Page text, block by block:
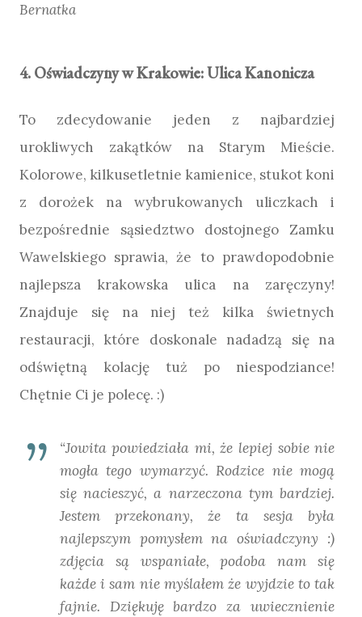
Bernatka
4. Oświadczyny w Krakowie: Ulica Kanonicza
To zdecydowanie jeden z najbardziej
urokliwych zakątków na Starym Mieście.
Kolorowe, kilkusetletnie kamienice, stukot koni
z dorożek na wybrukowanych uliczkach i
bezpośrednie sąsiedztwo dostojnego Zamku
Wawelskiego sprawia, że to prawdopodobnie
najlepsza krakowska ulica na zaręczyny!
Znajduje się na niej też kilka świetnych
restauracji, które doskonale nadadzą się na
odświętną kolację tuż po niespodziance!
Chętnie Ci je polecę. :)
“Jowita powiedziała mi, że lepiej sobie nie
mogła tego wymarzyć. Rodzice nie mogą
się nacieszyć, a narzeczona tym bardziej.
Jestem przekonany, że ta sesja była
najlepszym pomysłem na oświadczyny :)
zdjęcia są wspaniałe, podoba nam się
każde i sam nie myślałem że wyjdzie to tak
fajnie. Dziękuję bardzo za uwiecznienie